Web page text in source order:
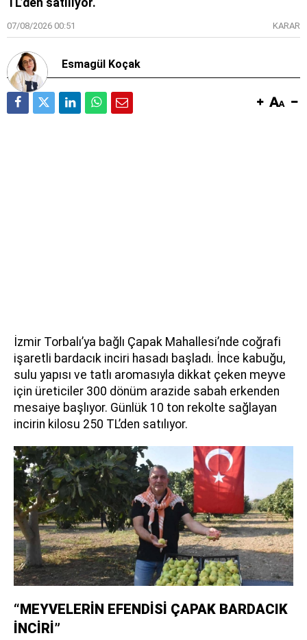
07/08/2026 00:51 KARAR
Esmagül Koçak
İzmir Torbalı’ya bağlı Çapak Mahallesi’nde coğrafi
işaretli bardacık inciri hasadı başladı. İnce kabuğu,
sulu yapısı ve tatlı aromasıyla dikkat çeken meyve
için üreticiler 300 dönüm arazide sabah erkenden
mesaiye başlıyor. Günlük 10 ton rekolte sağlayan
incirin kilosu 250 TL’den satılıyor.
“MEYVELERİN EFENDİSİ ÇAPAK BARDACIK
İNCİRİ”